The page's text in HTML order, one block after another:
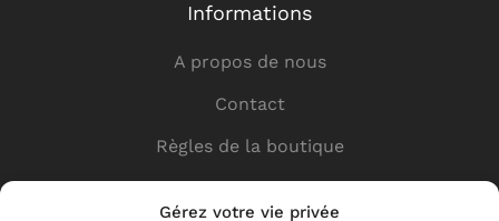
Gérez votre vie privée
Informations
A propos de nous
Contact
Règles de la boutique